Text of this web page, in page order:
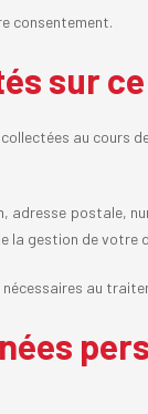
consentement.
sur
au
postale,
gestion de
au